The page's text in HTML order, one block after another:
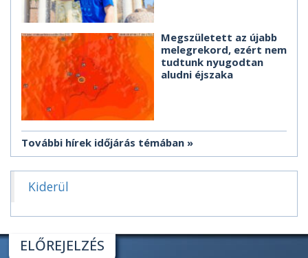
Megszületett az újabb
melegrekord, ezért nem
tudtunk nyugodtan
aludni éjszaka
További hírek időjárás témában
Kiderül
ELŐREJELZÉS